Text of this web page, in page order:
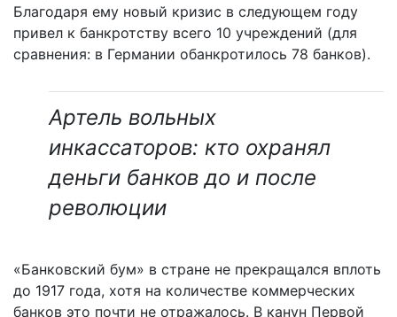
Благодаря ему новый кризис в следующем году
привел к банкротству всего 10 учреждений (для
сравнения: в Германии обанкротилось 78 банков).
Артель вольных
инкассаторов: кто охранял
деньги банков до и после
революции
«Банковский бум» в стране не прекращался вплоть
до 1917 года, хотя на количестве коммерческих
банков это почти не отражалось. В канун Первой